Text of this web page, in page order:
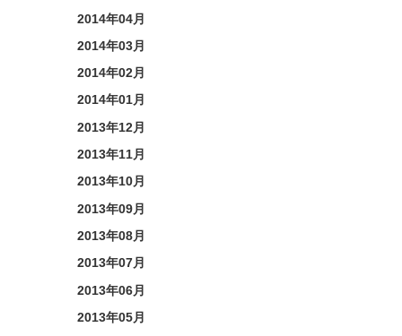
2014年04月
2014年03月
2014年02月
2014年01月
2013年12月
2013年11月
2013年10月
2013年09月
2013年08月
2013年07月
2013年06月
2013年05月